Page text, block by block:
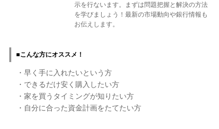
示を行ないます。まずは問題把握と解決の方法
を学びましょう！最新の市場動向や銀行情報も
お伝えします。
■こんな方にオススメ！
・早く手に入れたいという方
・できるだけ安く購入したい方
・家を買うタイミングが知りたい方
・自分に合った資金計画をたてたい方